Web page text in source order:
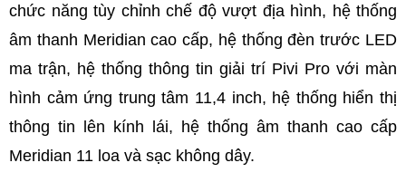
chức năng tùy chỉnh chế độ vượt địa hình, hệ thống
âm thanh Meridian cao cấp, hệ thống đèn trước LED
ma trận, hệ thống thông tin giải trí Pivi Pro với màn
hình cảm ứng trung tâm 11,4 inch, hệ thống hiển thị
thông tin lên kính lái, hệ thống âm thanh cao cấp
Meridian 11 loa và sạc không dây.